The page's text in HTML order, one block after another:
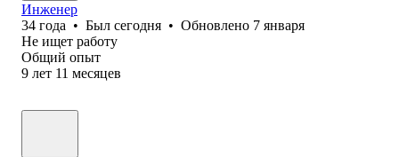
Инженер
34 года • Был сегодня • Обновлено 7 января
Не ищет работу
Общий опыт
9 лет 11 месяцев